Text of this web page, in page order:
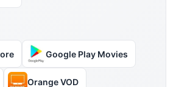
Google Play Movies
Orange VOD